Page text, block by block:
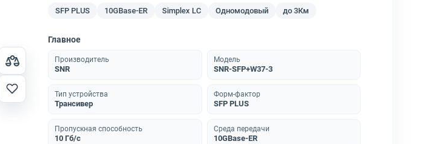
SFP PLUS 10GBase-ER Simplex LC Одномодовый до 3Км
Главное
Производитель
SNR
Модель
SNR-SFP+W37-3
Тип устройства
Трансивер
Форм-фактор
SFP PLUS
Пропускная способность
10 Гб/с
Среда передачи
10GBase-ER